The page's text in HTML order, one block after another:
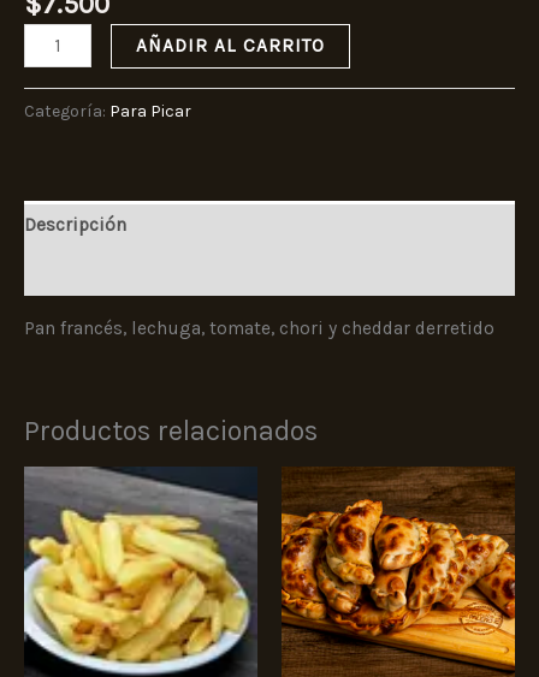
AÑADIR AL CARRITO
Categoría: Para Picar
Descripción
Pan francés, lechuga, tomate, chori y cheddar derretido
Productos relacionados